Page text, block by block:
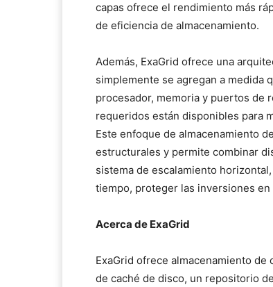
capas ofrece el rendimiento más
de eficiencia de almacenamiento.
Además, ExaGrid ofrece una
simplemente se agregan a medida
procesador, memoria y puertos de
requeridos están disponibles para
Este enfoque de almacenamiento
estructurales y permite combinar
sistema de escalamiento
tiempo, proteger las inversiones
Acerca de ExaGrid
ExaGrid ofrece almacenamiento
de caché de disco, un repositorio